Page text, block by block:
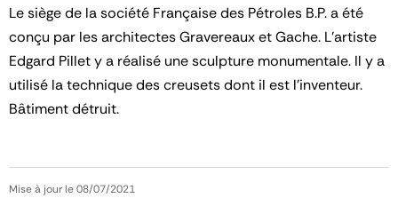
Le siège de la société Française des Pétroles B.P. a été
conçu par les architectes Gravereaux et Gache. L'artiste
Edgard Pillet y a réalisé une sculpture monumentale. Il y a
utilisé la technique des creusets dont il est l'inventeur.
Bâtiment détruit.
Mise à jour le 08/07/2021